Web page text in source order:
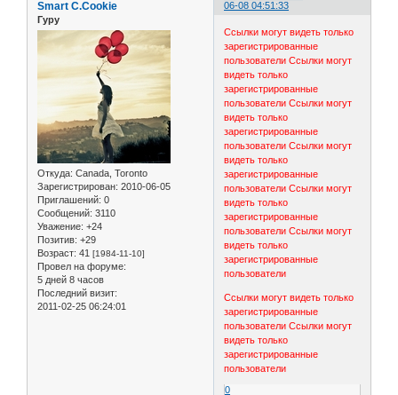
06-08 04:51:33
Smart C.Cookie
Гуру
Откуда: Canada, Toronto
Зарегистрирован: 2010-06-05
Приглашений: 0
Сообщений: 3110
Уважение: +24
Позитив: +29
Возраст: 41 [1984-11-10]
Провел на форуме:
5 дней 8 часов
Последний визит:
2011-02-25 06:24:01
Ссылки могут видеть только
зарегистрированные
пользователи Ссылки могут
видеть только
зарегистрированные
пользователи Ссылки могут
видеть только
зарегистрированные
пользователи Ссылки могут
видеть только
зарегистрированные
пользователи Ссылки могут
видеть только
зарегистрированные
пользователи Ссылки могут
видеть только
зарегистрированные
пользователи
Ссылки могут видеть только
зарегистрированные
пользователи Ссылки могут
видеть только
зарегистрированные
пользователи
0